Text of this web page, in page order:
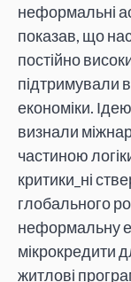
неформальні
показав, що
постійно
підтримували
економіки.
визнали
частиною
критики_ні
глобального
неформальну
мікрокредити
житлові